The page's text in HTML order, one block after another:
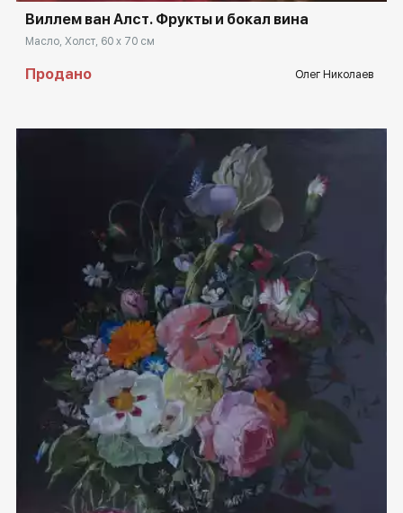
Виллем ван Алст. Фрукты и бокал вина
Масло, Холст, 60 x 70 см
Продано Олег Николаев